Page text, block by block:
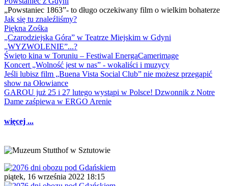
„Powstaniec 1863”- to długo oczekiwany film o wielkim bohaterze
Jak się tu znaleźliśmy?
Piękna Zośka
„Czarodziejska Góra” w Teatrze Miejskim w Gdyni
„WYZWOLENIE”...?
Święto kina w Toruniu – Festiwal EnergaCamerimage
Koncert „Wolność jest w nas” - wokaliści i muzycy
Jeśli lubisz film „Buena Vista Social Club” nie możesz przegapić
show na Ołowiance
GAROU już 25 i 27 lutego wystąpi w Polsce! Dzwonnik z Notre
Dame zaśpiewa w ERGO Arenie
więcej ...
piątek, 16 września 2022 18:15